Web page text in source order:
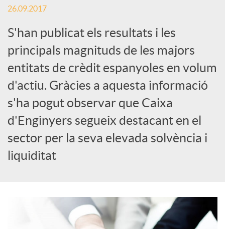
c
a
d
o
r
26.09.2017
S'han publicat els resultats i les
principals magnituds de les majors
entitats de crèdit espanyoles en volum
d'actiu. Gràcies a aquesta informació
s'ha pogut observar que Caixa
d'Enginyers segueix destacant en el
sector per la seva elevada solvència i
liquiditat